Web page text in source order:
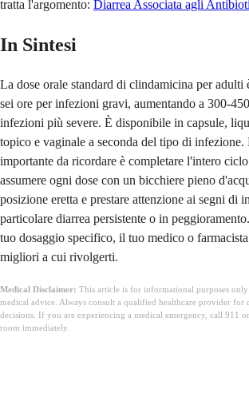
tratta l'argomento: Diarrea Associata agli
In Sintesi
La dose orale standard di clindamicina per adulti
sei ore per infezioni gravi, aumentando a 300-
infezioni più severe. È disponibile in capsule,
topico e vaginale a seconda del tipo di infezione.
importante da ricordare è completare l'intero
assumere ogni dose con un bicchiere pieno
posizione eretta e prestare attenzione ai segni di
particolare diarrea persistente o in
tuo dosaggio specifico, il tuo medico o
migliori a cui rivolgerti.
Medical Disclaimer: This article is for informational purposes
medical advice. Always consult a qualified healthcare provider for
decisions. If you are experiencing a medical emergency, call 911
room immediately.